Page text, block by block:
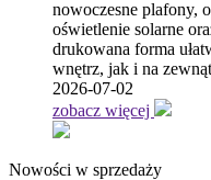
nowoczesne plafony,
oświetlenie solarne
drukowana forma
wnętrz, jak i na
2026-07-02
zobacz więcej
Nowości w sprzedaży